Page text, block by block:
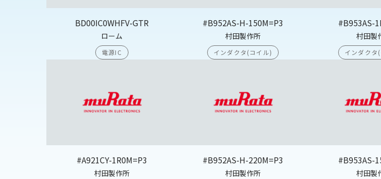
BD00IC0WHFV-GTR
ローム
電源IC
#B952AS-H-150M=P3
村田製作所
インダクタ(コイル)
#B953AS-
村田製
インダクタ
#A921CY-1R0M=P3
村田製作所
#B952AS-H-220M=P3
村田製作所
#B953AS-
村田製